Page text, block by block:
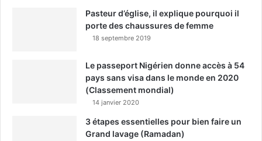
Pasteur d’église, il explique pourquoi il
porte des chaussures de femme
18 septembre 2019
Le passeport Nigérien donne accès à 54
pays sans visa dans le monde en 2020
(Classement mondial)
14 janvier 2020
3 étapes essentielles pour bien faire un
Grand lavage (Ramadan)